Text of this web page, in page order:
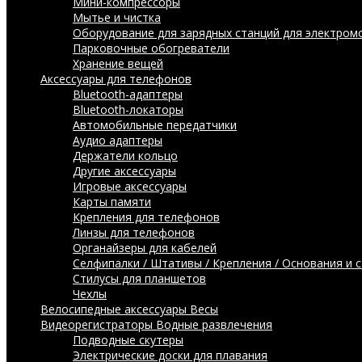
Мытье и чистка
Оборудование для зарядных станций для
Парковочные обогреватели
Хранение вещей
Аксессуары для телефонов
Bluetooth-адаптеры
Bluetooth-локаторы
Автомобильные передатчики
Аудио адаптеры
Держатели кольцо
Другие аксессуары
Игровые аксессуары
Карты памяти
Крепления для телефонов
Линзы для телефонов
Органайзеры для кабелей
Селфипалки / Штативы / Крепления / Основания и
Стилусы для планшетов
Чехлы
Велосипедные аксессуары Весы
Видеорегистраторы Водные развлечения
Подводные скутеры
Электрические доски для плавания